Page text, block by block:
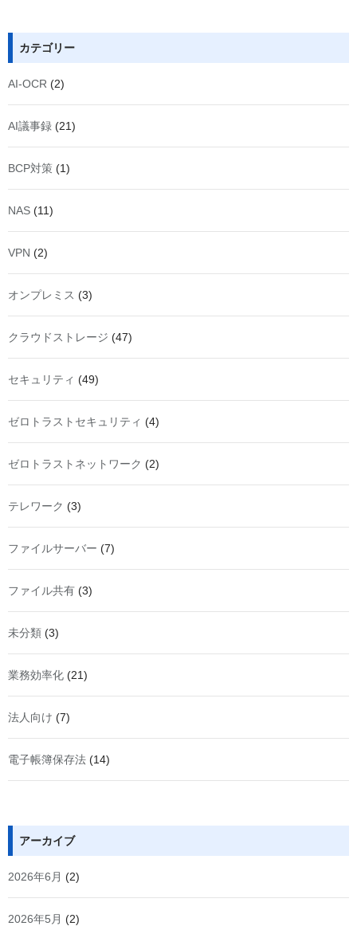
カテゴリー
AI-OCR (2)
AI議事録 (21)
BCP対策 (1)
NAS (11)
VPN (2)
オンプレミス (3)
クラウドストレージ (47)
セキュリティ (49)
ゼロトラストセキュリティ (4)
ゼロトラストネットワーク (2)
テレワーク (3)
ファイルサーバー (7)
ファイル共有 (3)
未分類 (3)
業務効率化 (21)
法人向け (7)
電子帳簿保存法 (14)
アーカイブ
2026年6月 (2)
2026年5月 (2)